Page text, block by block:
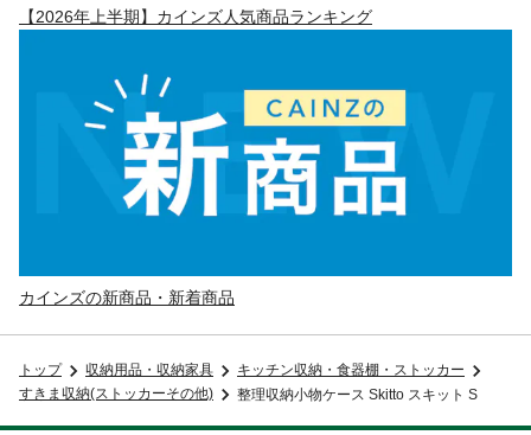
【2026年上半期】カインズ人気商品ランキング
カインズの新商品・新着商品
トップ 収納用品・収納家具
キッチン収納・食器棚・ストッカー
すきま収納(ストッカーその他)
整理収納小物ケース Skitto スキット S